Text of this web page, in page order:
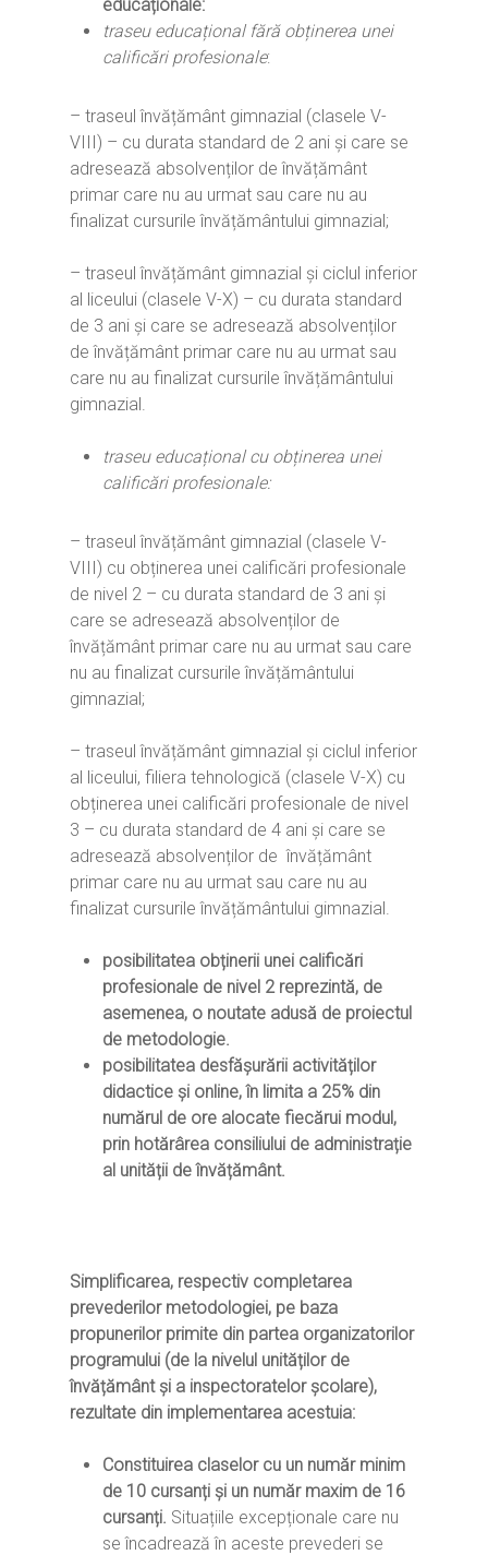
educaționale:
traseu educațional fără obținerea unei
calificări profesionale:
– traseul învățământ gimnazial (clasele V-
VIII) – cu durata standard de 2 ani și care se
adresează absolvenților de învățământ
primar care nu au urmat sau care nu au
finalizat cursurile învățământului gimnazial;
– traseul învățământ gimnazial și ciclul inferior
al liceului (clasele V-X) – cu durata standard
de 3 ani și care se adresează absolvenților
de învățământ primar care nu au urmat sau
care nu au finalizat cursurile învățământului
gimnazial.
traseu educațional cu obținerea unei
calificări profesionale:
– traseul învățământ gimnazial (clasele V-
VIII) cu obținerea unei calificări profesionale
de nivel 2 – cu durata standard de 3 ani și
care se adresează absolvenților de
învățământ primar care nu au urmat sau care
nu au finalizat cursurile învățământului
gimnazial;
– traseul învățământ gimnazial și ciclul inferior
al liceului, filiera tehnologică (clasele V-X) cu
obținerea unei calificări profesionale de nivel
3 – cu durata standard de 4 ani și care se
adresează absolvenților de învățământ
primar care nu au urmat sau care nu au
finalizat cursurile învățământului gimnazial.
posibilitatea obținerii unei calificări
profesionale de nivel 2 reprezintă, de
asemenea, o noutate adusă de proiectul
de metodologie.
posibilitatea desfășurării activităților
didactice și online,în limita a 25% din
numărul de ore alocate fiecărui modul,
prin hotărârea consiliului de administrație
al unității de învățământ.
Simplificarea, respectiv completarea
prevederilor metodologiei, pe baza
propunerilor primite din partea organizatorilor
programului (de la nivelul unităților de
învățământ și a inspectoratelor școlare),
rezultate din implementarea acestuia:
Constituirea claselor cu un număr minim
de 10 cursanți și un număr maxim de 16
cursanți. Situațiile excepționale care nu
se încadrează în aceste prevederi se
Home
Ești elev?
Principii orizontale
Dicționar termeni și
Glosar
Despre proiectul CRED
Obiectivele CRED
Activitățile CRED
Partenerii CRED
Noutăți
Știri
Arhivă media
Comunicate
Evenimente
Resurse
Ghiduri
Login